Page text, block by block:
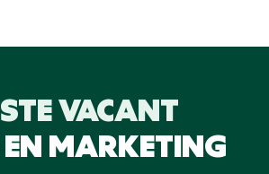
VACANT
EN MARKETING